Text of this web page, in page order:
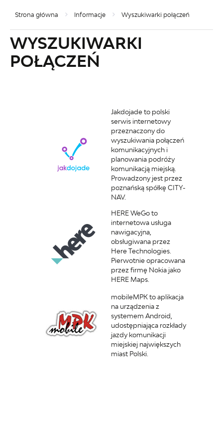
Strona główna Informacje Wyszukiwarki połączeń
WYSZUKIWARKI
POŁĄCZEŃ
Jakdojade to polski
serwis internetowy
przeznaczony do
wyszukiwania połączeń
komunikacyjnych i
planowania podróży
komunikacją miejską.
Prowadzony jest przez
poznańską spółkę CITY-
NAV.
HERE WeGo to
internetowa usługa
nawigacyjna,
obsługiwana przez
Here Technologies.
Pierwotnie opracowana
przez firmę Nokia jako
HERE Maps.
mobileMPK to aplikacja
na urządzenia z
systemem Android,
udostępniająca rozkłady
jazdy komunikacji
miejskiej największych
miast Polski.